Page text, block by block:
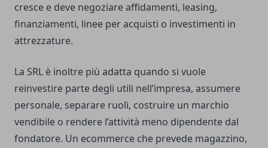
cresce e deve negoziare affidamenti, leasing,
finanziamenti, linee per acquisti o investimenti in
attrezzature.
La SRL è inoltre più adatta quando si vuole
reinvestire parte degli utili nell’impresa, assumere
personale, separare ruoli, costruire un marchio
vendibile o rendere l’attività meno dipendente dal
fondatore. Un ecommerce che prevede magazzino,